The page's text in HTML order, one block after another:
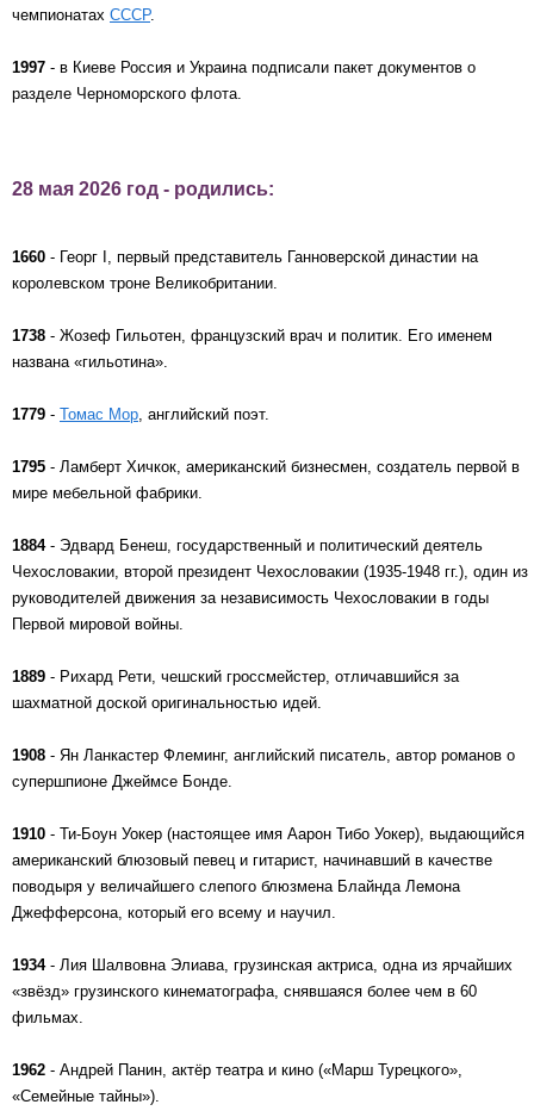
чемпионатах СССР.
1997 - в Киеве Россия и Украина подписали пакет документов о
разделе Черноморского флота.
28 мая 2026 год - родились:
1660 - Георг I, первый представитель Ганноверской династии на
королевском троне Великобритании.
1738 - Жозеф Гильотен, французский врач и политик. Его именем
названа «гильотина».
1779 - Томас Мoр , английский поэт.
1795 - Ламберт Хичкок, американский бизнесмен, создатель первой в
мире мебельной фабрики.
1884- Эдвард Бенеш, государственный и политический деятель
Чехословакии, второй президент Чехословакии (1935-1948 гг.), один из
руководителей движения за независимость Чехословакии в годы
Первой мировой войны.
1889 - Рихард Рети, чешский гроссмейстер, отличавшийся за
шахматной доской оригинальностью идей.
1908 - Ян Ланкастер Флеминг, английский писатель, автор романов о
супершпионе Джеймсе Бонде.
1910 - Ти-Боун Уокер (настоящее имя Аарон Тибо Уокер), выдающийся
американский блюзовый певец и гитарист, начинавший в качестве
поводыря у величайшего слепого блюзмена Блайнда Лемона
Джефферсона, который его всему и научил.
1934- Лия Шалвовна Элиава, грузинская актриса, одна из ярчайших
«звёзд» грузинского кинематографа, снявшаяся более чем в 60
фильмах.
1962 - Андрей Панин, актёр театра и кино («Марш Турецкого»,
«Семейные тайны»).